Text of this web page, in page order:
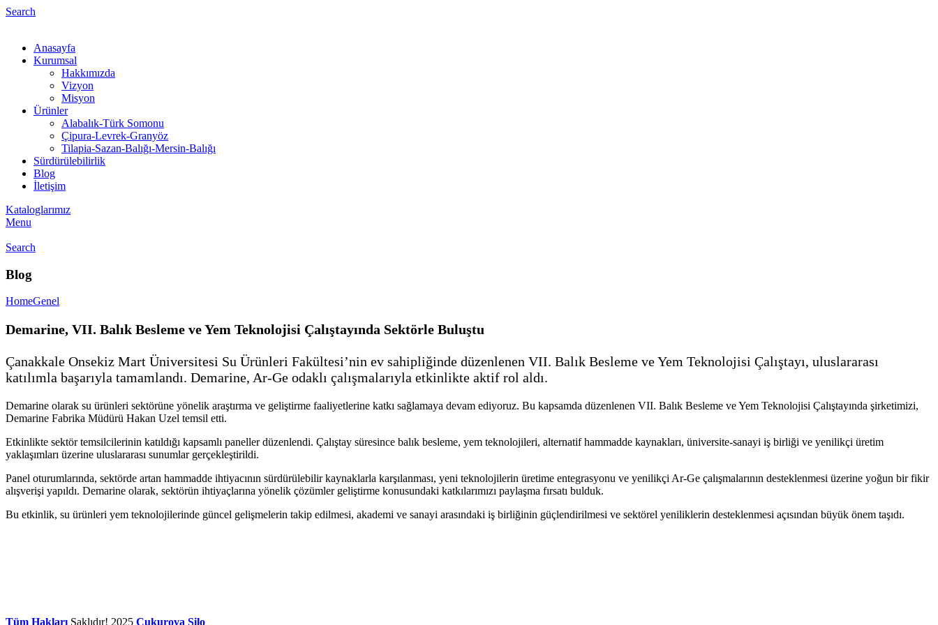
Search
Anasayfa
Kurumsal
Hakkımızda
Vizyon
Misyon
Ürünler
Alabalık-Türk Somonu
Çipura-Levrek-Granyöz
Tilapia-Sazan-Balığı-Mersin-Balığı
Sürdürülebilirlik
Blog
İletişim
Kataloglarımız
Menu
Search
Blog
HomeGenel
Demarine, VII. Balık Besleme ve Yem Teknolojisi Çalıştayında Sektörle Buluştu
Çanakkale Onsekiz Mart Üniversitesi Su Ürünleri Fakültesi’nin ev sahipliğinde düzenlenen VII. Balık Besleme ve Yem Teknolojisi Çalıştayı, uluslararası
katılımla başarıyla tamamlandı. Demarine, Ar-Ge odaklı çalışmalarıyla etkinlikte aktif rol aldı.
Demarine olarak su ürünleri sektörüne yönelik araştırma ve geliştirme faaliyetlerine katkı sağlamaya devam ediyoruz. Bu kapsamda düzenlenen VII. Balık Besleme ve Yem Teknolojisi Çalıştayında şirketimizi,
Demarine Fabrika Müdürü Hakan Uzel temsil etti.
Etkinlikte sektör temsilcilerinin katıldığı kapsamlı paneller düzenlendi. Çalıştay süresince balık besleme, yem teknolojileri, alternatif hammadde kaynakları, üniversite-sanayi iş birliği ve yenilikçi üretim
yaklaşımları üzerine uluslararası sunumlar gerçekleştirildi.
Panel oturumlarında, sektörde artan hammadde ihtiyacının sürdürülebilir kaynaklarla karşılanması, yeni teknolojilerin üretime entegrasyonu ve yenilikçi Ar-Ge çalışmalarının desteklenmesi üzerine yoğun bir fikir
alışverişi yapıldı. Demarine olarak, sektörün ihtiyaçlarına yönelik çözümler geliştirme konusundaki katkılarımızı paylaşma fırsatı bulduk.
Bu etkinlik, su ürünleri yem teknolojilerinde güncel gelişmelerin takip edilmesi, akademi ve sanayi arasındaki iş birliğinin güçlendirilmesi ve sektörel yeniliklerin desteklenmesi açısından büyük önem taşıdı.
Tüm Hakları Saklıdır! 2025 Çukurova Silo